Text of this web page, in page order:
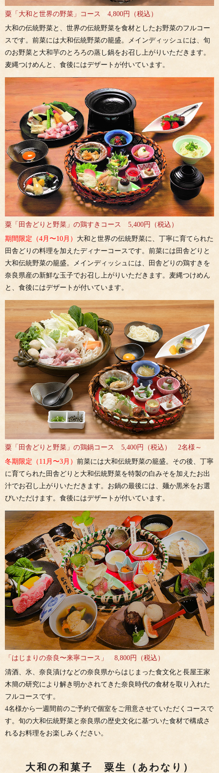
粟「大和と世界の野菜」コース 4,800円（税込）
大和の伝統野菜と、世界の伝統野菜を食材としたお野菜のフルコー
スです。前菜には大和伝統野菜の籠盛。メインディッシュには、旬
のお野菜と大和芋のとろろの蒸し鍋をお召し上がりいただきます。
麦縄つけめんと、食後にはデザートが付いています。
粟「田舎どりと野菜」の鶏すきコース 5,400円（税込）
期間限定（4月〜10月） 大和と世界の伝統野菜に、丁寧に育てられた
田舎どりの料理を加えたディナーコースです。前菜には田舎どりと
大和伝統野菜の籠盛。メインディッシュには、田舎どりの鶏すきを
奈良県産の新鮮な玉子でお召し上がりいただきます。麦縄つけめん
と、食後にはデザートが付いています。
粟「田舎どりと野菜」の鶏鍋コース 5,400円（税込） 2名様～
冬期限定（11月〜3月） 前菜には大和伝統野菜の籠盛。その後、丁寧
に育てられた田舎どりと大和伝統野菜を特製の白みそを加えたお出
汁でお召し上がりいただきます。お鍋の最後には、麺か黒米をお選
びいただけます。食後にはデザートが付いています。
「はじまりの奈良〜来寧コース」 8,800円（税込）
清酒、氷、奈良漬けなどの奈良県からはじまった食文化と長屋王家
木簡の研究により解き明かされてきた奈良時代の食材を取り入れた
フルコースです。
4名様から一週間前のご予約で個室をご用意させていただくコースで
す。旬の大和伝統野菜と奈良県の歴史文化に基づいた食材で構成さ
れるお料理をお楽しみください。
大和の和菓子 粟生（あわなり）